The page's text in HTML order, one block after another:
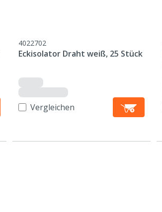
4022702
Eckisolator Draht weiß, 25 Stück
Vergleichen